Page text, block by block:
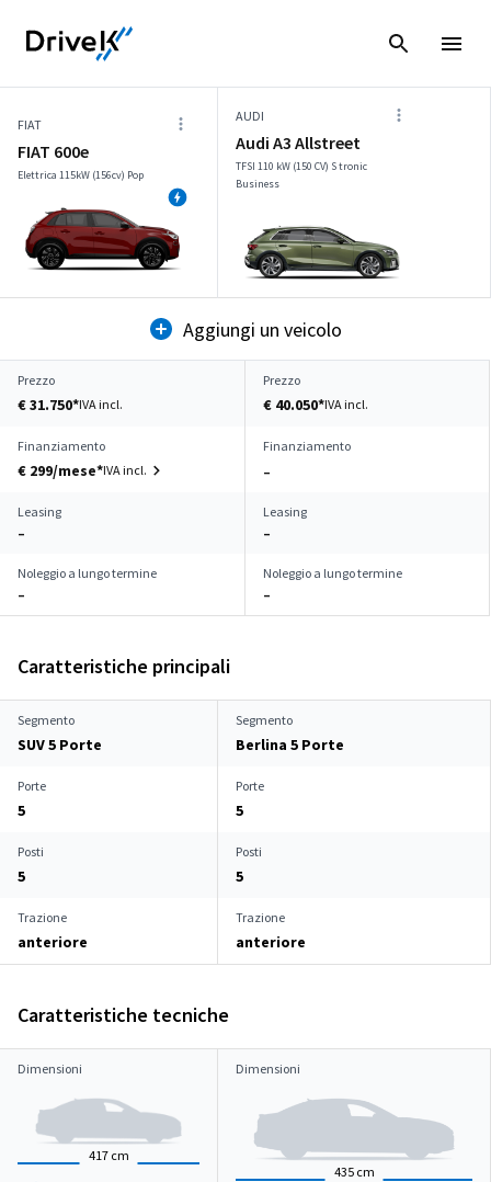
FIAT
FIAT 600e
Elettrica 115kW (156cv) Pop
AUDI
Audi A3 Allstreet
TFSI 110 kW (150 CV) S tronic
Business
Aggiungi un veicolo
Prezzo
€ 31.750*IVA incl.
Prezzo
€ 40.050*IVA incl.
Finanziamento
€ 299/mese*IVA incl.
Finanziamento
–
Leasing
–
Leasing
–
Noleggio a lungo termine
–
Noleggio a lungo termine
–
Caratteristiche principali
Segmento
SUV 5 Porte
Segmento
Berlina 5 Porte
Porte
5
Porte
5
Posti
5
Posti
5
Trazione
anteriore
Trazione
anteriore
Caratteristiche tecniche
Dimensioni
417 cm
Dimensioni
435 cm